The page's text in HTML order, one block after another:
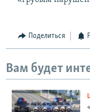
Поделиться
Вам будет